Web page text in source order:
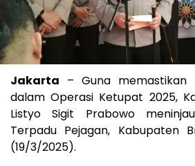
Jakarta – Guna memastikan
dalam Operasi Ketupat 2025,
Listyo Sigit Prabowo
Terpadu Pejagan, Kabupaten
(19/3/2025).